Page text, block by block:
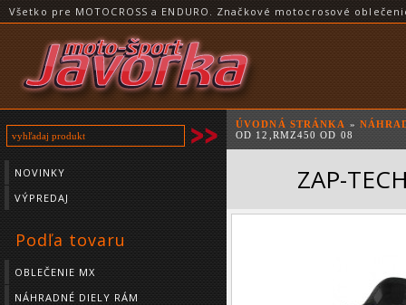
Všetko pre MOTOCROSS a ENDURO. Značkové motocrosové
NOVINKY
VÝPREDAJ
Podľa tovaru
OBLEČENIE MX
NÁHRADNÉ DIELY RÁM
ÚVODNÁ STRÁNKA »
OD 12,RMZ450 OD 08
ZAP-